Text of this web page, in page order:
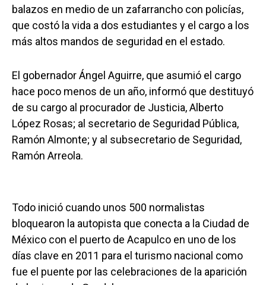
balazos en medio de un zafarrancho con policías,
que costó la vida a dos estudiantes y el cargo a los
más altos mandos de seguridad en el estado.
El gobernador Ángel Aguirre, que asumió el cargo
hace poco menos de un año, informó que destituyó
de su cargo al procurador de Justicia, Alberto
López Rosas; al secretario de Seguridad Pública,
Ramón Almonte; y al subsecretario de Seguridad,
Ramón Arreola.
Todo inició cuando unos 500 normalistas
bloquearon la autopista que conecta a la Ciudad de
México con el puerto de Acapulco en uno de los
días clave en 2011 para el turismo nacional como
fue el puente por las celebraciones de la aparición